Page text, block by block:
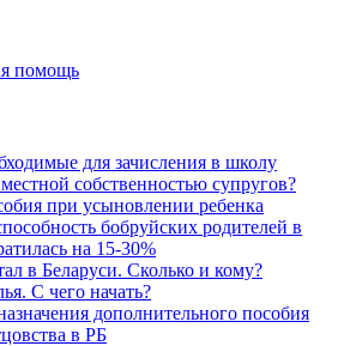
помощь
для зачисления в школу
собственностью супругов?
при усыновлении ребенка
бобруйских родителей в
на 15-30%
в Беларуси. Сколько и кому?
С чего начать?
дополнительного пособия
в РБ